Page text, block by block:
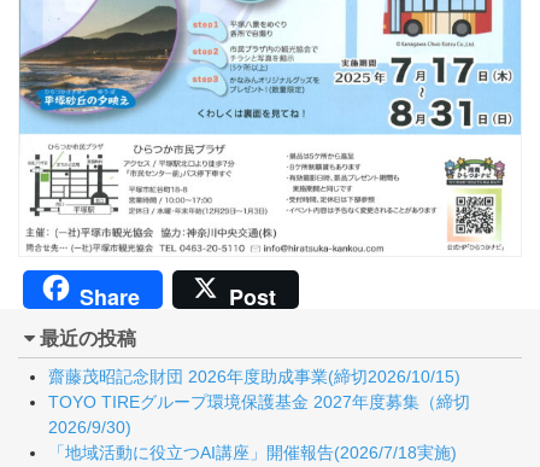
Share Post
最近の投稿
齋藤茂昭記念財団 2026年度助成事業(締切2026/10/15)
TOYO TIREグループ環境保護基金 2027年度募集（締切
2026/9/30)
「地域活動に役立つAI講座」開催報告(2026/7/18実施)